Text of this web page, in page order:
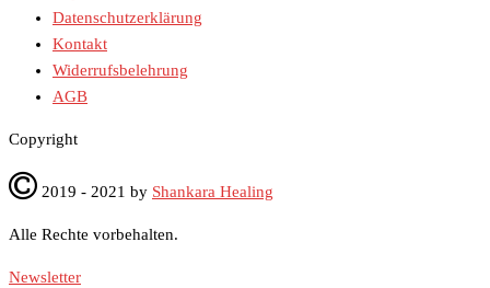
Datenschutzerklärung
Kontakt
Widerrufsbelehrung
AGB
Co­py­right
2019 - 2021 by Shankara Healing
Alle Rech­te vor­be­hal­ten.
Newsletter